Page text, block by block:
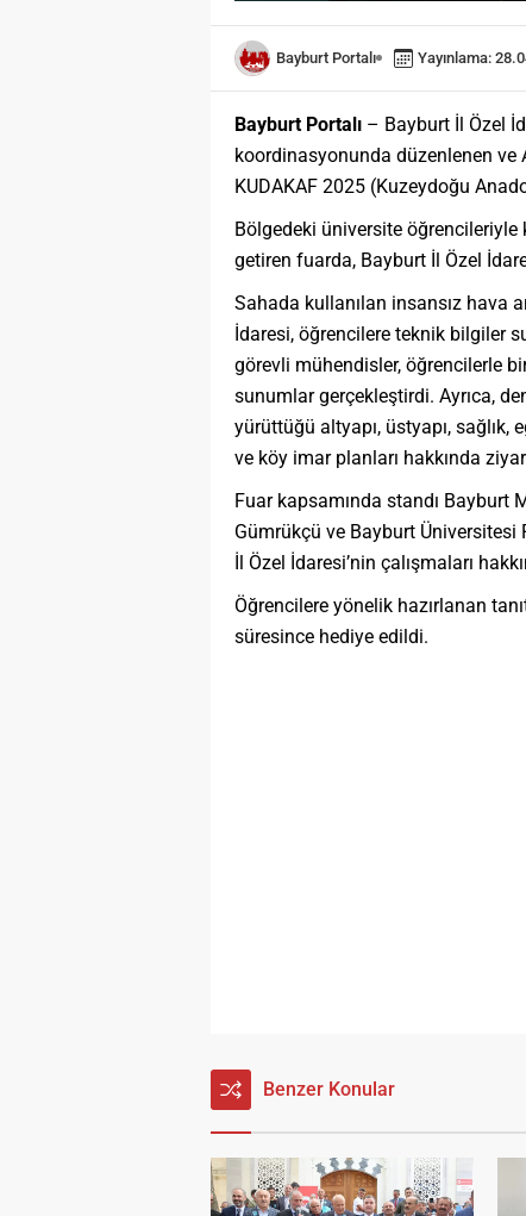
Bayburt Portalı Yayınlama:
Bayburt Portalı – Bayburt İl Özel
koordinasyonunda düzenlenen
KUDAKAF 2025 (Kuzeydoğu
Bölgedeki üniversite
getiren fuarda, Bayburt İl Özel
Sahada kullanılan insansız hava
İdaresi, öğrencilere teknik bilgiler
görevli mühendisler, öğrencilerle
sunumlar gerçekleştirdi. Ayrıca,
yürüttüğü altyapı, üstyapı, sağlık,
ve köy imar planları hakkında
Fuar kapsamında standı Bayburt
Gümrükçü ve Bayburt
İl Özel İdaresi’nin çalışmaları
Öğrencilere yönelik hazırlanan
süresince hediye edildi.
Benzer Konular